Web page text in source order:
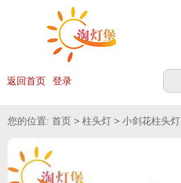
返回首页 登录
您的位置:首页 >柱头灯 > 小剑花柱头灯